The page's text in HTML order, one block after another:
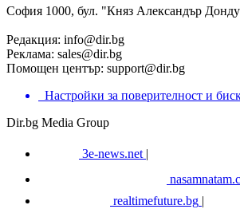
София 1000, бул. "Княз Александър
Редакция: info@dir.bg
Реклама: sales@dir.bg
Помощен център: support@dir.bg
Настройки за поверителност и
Dir.bg Media Group
3e-news.net |
realtimefuture.bg |